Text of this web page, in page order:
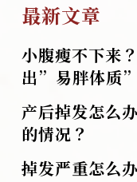
最新文章
小腹瘦不下来
出”易胖体质”
产后掉发怎么
的情况？
掉发严重怎么